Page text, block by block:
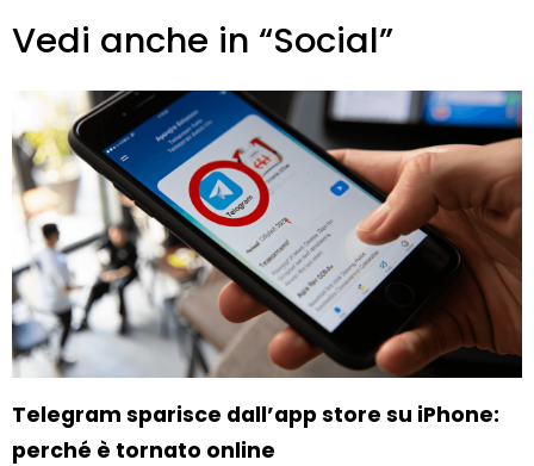
Vedi anche in “Social”
Telegram sparisce dall’app store su iPhone:
perché è tornato online